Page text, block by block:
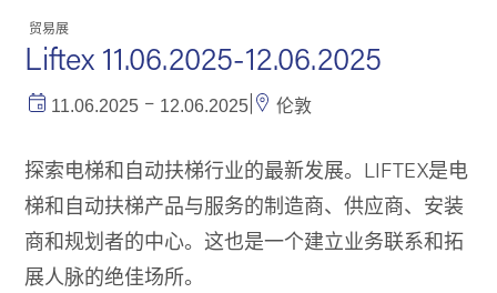
贸易展
Liftex 11.06.2025-12.06.2025
11.06.2025 – 12.06.2025 伦敦
探索电梯和自动扶梯行业的最新发展。LIFTEX是电
梯和自动扶梯产品与服务的制造商、供应商、安装
商和规划者的中心。这也是一个建立业务联系和拓
展人脉的绝佳场所。